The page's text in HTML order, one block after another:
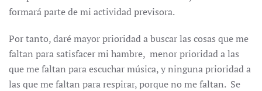
formará parte de mi actividad previsora.
Por tanto, daré mayor prioridad a buscar las cosas que me
faltan para satisfacer mi hambre, menor prioridad a las
que me faltan para escuchar música, y ninguna prioridad a
las que me faltan para respirar, porque no me faltan. Se